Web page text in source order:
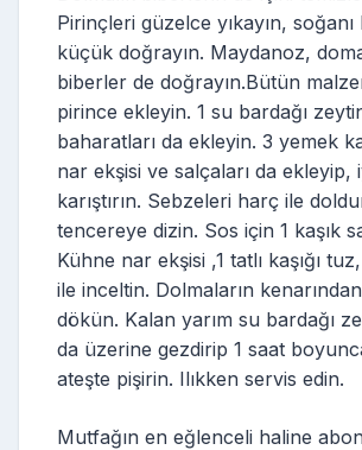
Pirinçleri güzelce yıkayın,
küçük doğrayın. Maydanoz,
biberler de doğrayın.Bütün
pirince ekleyin. 1 su bardağı
baharatları da ekleyin. 3 yemek
nar ekşisi ve salçaları da ekleyip,
karıştırın. Sebzeleri harç ile
tencereye dizin. Sos için 1 kaşık
Kühne nar ekşisi ,1 tatlı kaşığı
ile inceltin. Dolmaların
dökün. Kalan yarım su bardağı
da üzerine gezdirip 1 saat
ateşte pişirin. Ilıkken servis edin.
Mutfağın en eğlenceli haline